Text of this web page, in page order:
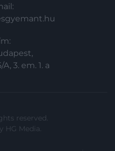
3. em. 1. a
reserved.
HG Media.